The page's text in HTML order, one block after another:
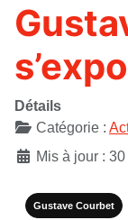
Détails
Catégorie :
Mis à jour :
Gustave Courbet